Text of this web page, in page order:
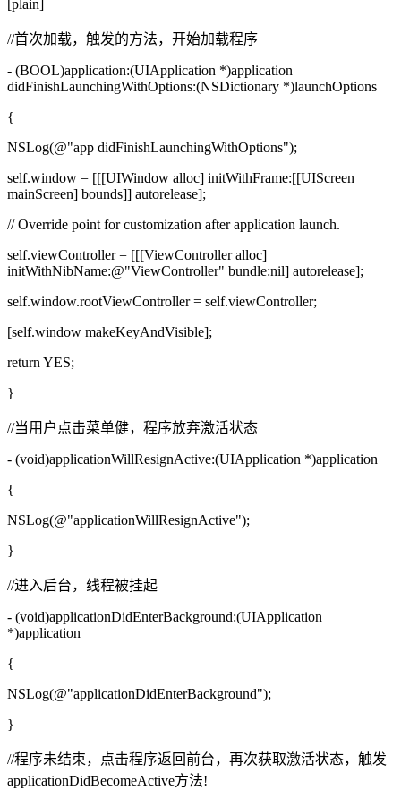
[plain]
//首次加载，触发的方法，开始加载程序
- (BOOL)application:(UIApplication *)application
didFinishLaunchingWithOptions:(NSDictionary *)launchOptions
{
NSLog(@"app didFinishLaunchingWithOptions");
self.window = [[[UIWindow alloc] initWithFrame:[[UIScreen
mainScreen] bounds]] autorelease];
// Override point for customization after application launch.
self.viewController = [[[ViewController alloc]
initWithNibName:@"ViewController" bundle:nil] autorelease];
self.window.rootViewController = self.viewController;
[self.window makeKeyAndVisible];
return YES;
}
//当用户点击菜单健，程序放弃激活状态
- (void)applicationWillResignActive:(UIApplication *)application
{
NSLog(@"applicationWillResignActive");
}
//进入后台，线程被挂起
- (void)applicationDidEnterBackground:(UIApplication
*)application
{
NSLog(@"applicationDidEnterBackground");
}
//程序未结束，点击程序返回前台，再次获取激活状态，触发
applicationDidBecomeActive方法!